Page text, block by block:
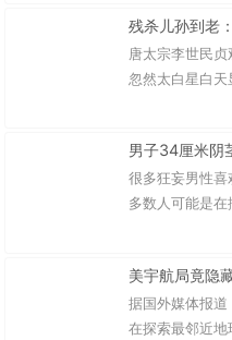
残杀儿孙到老
唐太宗李世民贞
忽然太白星白天
男子34厘米阴
很多狂妄男性喜
多数人可能是
美宇航局竟隐
据国外媒体报道
在探索最邻近地